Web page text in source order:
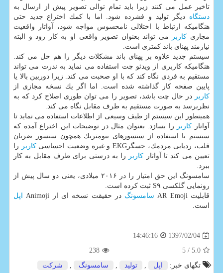
تاخیر عمل می كنند زیرا باید تمام توالی تصویر پیش از ارسال به
دستگاه دیگر تولید و فشرده شود. اما با كمك اختراع جدید حتی
هنگامیكه ارتباط با اختلالی نامحسوس مواجه شود، آواتار واقعیت
مجازی كاربر
می تواند بعنوان تصویر واقعی او به كار رود و البته
نیازمند پهنای باند كمتری است.
سیستم جدید علاوه بر پهنای باند مشكلات دیگر را هم حل می كند.
هنگامیكه كاربری از ویدئو چت استفاده می نماید به ندرت می تواند
مستقیم به فردی نگاه كند كه با او صحبت می كند. زیرا دوربین بالا یا
پایین صفحه كار گذاشته شده است. اما اگر یك نسخه مجازی از
كاربر در حال چت باشد، تصویر را می توان طوری اصلاح كرد كه به
نظربرسد به صورت مستقیم به طرف مقابل نگاه می كند.
همینطور این سیستم از طیف وسیعی از اطلاعات استفاده می نماید تا
آواتار كاربر
را بسازد. بعنوان مثال در توضیحات این اختراع آمده كه
سیستم با استفاده از سنسورهای بیومتریك همچون سنسور ضربان
قلب، ردیابی مردمك، حسگرEKG و غیره وضعیت احساسی
كاربر
را
تعیین می كند تا آواتار كاربر
را به درستی برای طرف مقابل به كار
ببرد.
سامسونگ این حق امتیاز را در ۲۰۱۶ میلادی، یعنی دو سال پیش از
رونمایی گلكسی S۹ ثبت كرده است.
قابلیت AR Emoji
سامسونگ در حقیقت نسخه ای از Animoji
اپل
است.
1397/02/04
14:46:16
5.0
/ 5
238
تگهای خبر:
اپل , تولید , سامسونگ , شركت